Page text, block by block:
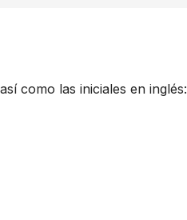
como las iniciales en inglés: